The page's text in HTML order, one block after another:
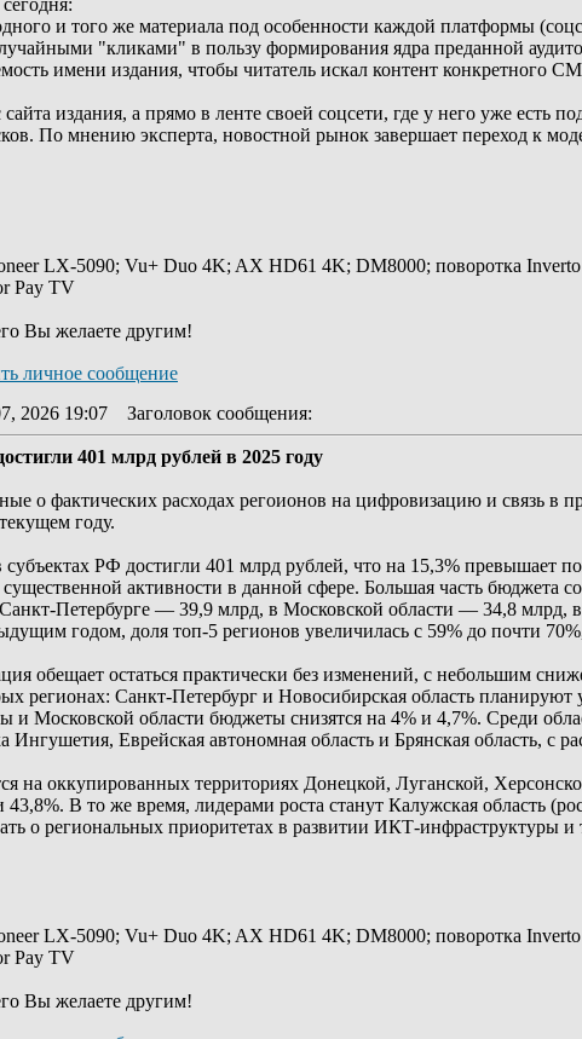
и того же материала под особенности каждой платформы
"кликами" в пользу формирования ядра преданной
имени издания, чтобы читатель искал контент конкретного
сайта издания, а прямо в ленте своей соцсети, где у него уже
По мнению эксперта, новостной рынок завершает переход к
LX-5090; Vu+ Duo 4K; AX HD61 4K; DM8000; поворотка
Pay TV
Вы желаете другим!
2026 19:07 Заголовок сообщения:
401 млрд рублей в 2025 году
о фактических расходах регоионов на цифровизацию и связь
году.
РФ достигли 401 млрд рублей, что на 15,3% превышает
существенной активности в данной сфере. Большая часть бюджета
Петербурге — 39,9 млрд, в Московской области — 34,8
годом, доля топ-5 регионов увеличилась с 59% до почти
обещает остаться практически без изменений, с небольшим
регионах: Санкт-Петербург и Новосибирская область
и Московской области бюджеты снизятся на 4% и 4,7%. Среди
Еврейская автономная область и Брянская область, с
на оккупированных территориях Донецкой, Луганской,
43,8%. В то же время, лидерами роста станут Калужская область
о региональных приоритетах в развитии ИКТ-инфраструктуры и
LX-5090; Vu+ Duo 4K; AX HD61 4K; DM8000; поворотка
Pay TV
Вы желаете другим!